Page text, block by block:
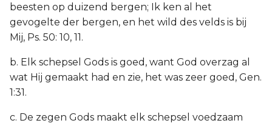
beesten op duizend bergen; Ik ken al het
gevogelte der bergen, en het wild des velds is bij
Mij, Ps. 50: 10, 11.
b. Elk schepsel Gods is goed, want God overzag al
wat Hij gemaakt had en zie, het was zeer goed, Gen.
1:31.
c. De zegen Gods maakt elk schepsel voedzaam